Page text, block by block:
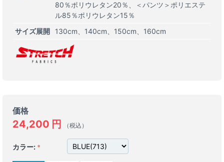
80％ポリウレタン20％、＜パンツ＞ポリエステ
ル85％ポリウレタン15％
サイズ展開
130cm 140cm 150cm 160cm
価格
24,200 円 （税込）
カラー: